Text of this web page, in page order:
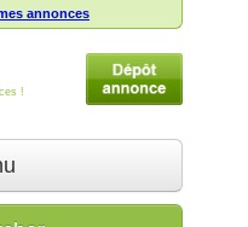
annonces
!